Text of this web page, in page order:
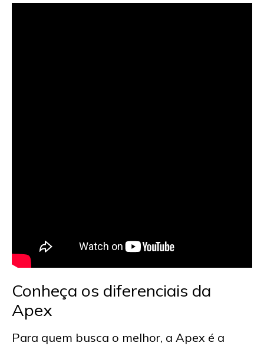
Conheça os diferenciais da
Apex
Para quem busca o melhor, a Apex é a